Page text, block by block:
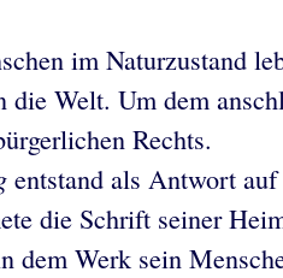
im Naturzustand
die Welt. Um dem
Rechts.
entstand als Antwort
die Schrift seiner
dem Werk sein